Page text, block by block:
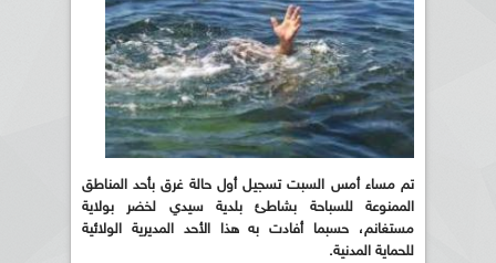
تم مساء أمس السبت تسجيل أول حالة غرق بأحد المناطق
الممنوعة للسباحة بشاطئ بلدية سيدي لخضر بولاية
مستغانم، حسبما أفادت به هذا الأحد المديرية الولائية
للحماية المدنية.